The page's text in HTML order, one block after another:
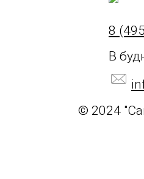
8
В
© 2024